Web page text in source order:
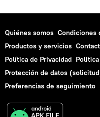
Quiénes somos Condiciones
Productos y servicios
Política de Privacidad
Protección de datos
Preferencias de seguimiento